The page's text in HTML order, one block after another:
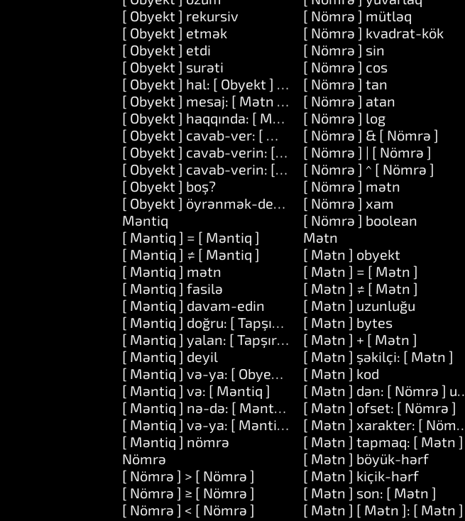
[ Obyekt ] rekursiv
[ Obyekt ] etmək
[ Obyekt ] etdi
[ Obyekt ] surəti
[ Obyekt ] hal: [ Obyekt ] etmək: [ Tapşırıq ]
[ Obyekt ] mesaj: [ Mətn ] dəlillər: [ Seriya ]
[ Obyekt ] haqqında: [ Mətn ] etmək: [ Tapşırıq ]
[ Obyekt ] cavab-ver: [ Mətn ]
[ Obyekt ] cavab-verin: [ Mətn ] və: [ Mətn ]
[ Obyekt ] cavab-verin: [ Mətn ] və: [ Mətn ] və: [ Mətn ]
[ Obyekt ] boş?
[ Obyekt ] öyrənmək-deməkdir: [ Mətn ] __: [ Mətn ]
Məntiq
[ Məntiq ] = [ Məntiq ]
[ Məntiq ] ≠ [ Məntiq ]
[ Məntiq ] mətn
[ Məntiq ] fasilə
[ Məntiq ] davam-edin
[ Məntiq ] doğru: [ Tapşırıq ]
[ Məntiq ] yalan: [ Tapşırıq ]
[ Məntiq ] deyil
[ Məntiq ] və-ya: [ Obyekt ] __: [ Obyekt ]
[ Məntiq ] və: [ Məntiq ]
[ Məntiq ] nə-də: [ Məntiq ]
[ Məntiq ] və-ya: [ Məntiq ]
[ Məntiq ] nömrə
Nömrə
[ Nömrə ] > [ Nömrə ]
[ Nömrə ] ≥ [ Nömrə ]
[ Nömrə ] < [ Nömrə ]
[ Nömrə ] mütləq
[ Nömrə ] kvadrat-kök
[ Nömrə ] sin
[ Nömrə ] cos
[ Nömrə ] tan
[ Nömrə ] atan
[ Nömrə ] log
[ Nömrə ] & [ Nömrə ]
[ Nömrə ] | [ Nömrə ]
[ Nömrə ] ^ [ Nömrə ]
[ Nömrə ] mətn
[ Nömrə ] xam
[ Nömrə ] boolean
Mətn
[ Mətn ] obyekt
[ Mətn ] = [ Mətn ]
[ Mətn ] ≠ [ Mətn ]
[ Mətn ] uzunluğu
[ Mətn ] bytes
[ Mətn ] + [ Mətn ]
[ Mətn ] şəkilçi: [ Mətn ]
[ Mətn ] kod
[ Mətn ] dən: [ Nömrə ]
[ Mətn ] ofset: [ Nömrə ]
[ Mətn ] xarakter: [ Nömrə
[ Mətn ] tapmaq: [ Mətn ]
[ Mətn ] böyük-hərf
[ Mətn ] kiçik-hərf
[ Mətn ] son: [ Mətn ]
[ Mətn ] [ Mətn ]: [ Mətn ]